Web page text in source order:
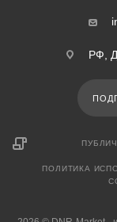
РФ,
ПОЛИТИКА